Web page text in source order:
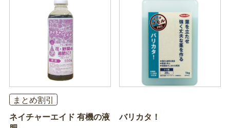
まとめ割引
ネイチャーエイド 有機の液
バリカタ！